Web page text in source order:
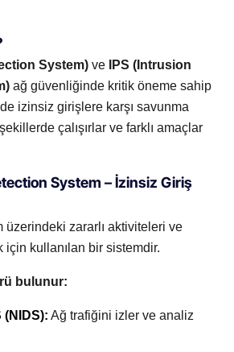
System) ve
IPS (Intrusion
ağ güvenliğinde kritik öneme sahip
izinsiz girişlere karşı savunma
çalışırlar ve farklı amaçlar
System – İzinsiz Giriş
üzerindeki zararlı aktiviteleri ve
için kullanılan bir sistemdir.
bulunur:
(NIDS): Ağ trafiğini izler ve analiz